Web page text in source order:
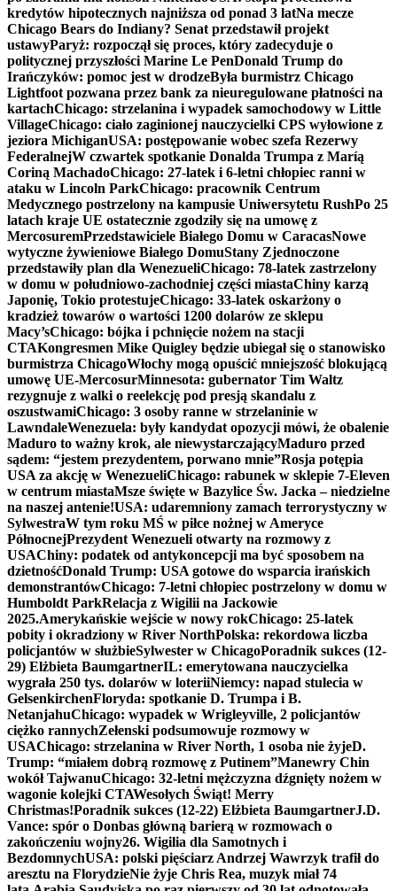
kredytów hipotecznych najniższa od ponad 3 latNa mecze
Chicago Bears do Indiany? Senat przedstawił projekt
ustawyParyż: rozpoczął się proces, który zadecyduje o
politycznej przyszłości Marine Le PenDonald Trump do
Irańczyków: pomoc jest w drodzeByła burmistrz Chicago
Lightfoot pozwana przez bank za nieuregulowane płatności na
kartachChicago: strzelanina i wypadek samochodowy w Little
VillageChicago: ciało zaginionej nauczycielki CPS wyłowione z
jeziora MichiganUSA: postępowanie wobec szefa Rezerwy
FederalnejW czwartek spotkanie Donalda Trumpa z Maríą
Coriną MachadoChicago: 27-latek i 6-letni chłopiec ranni w
ataku w Lincoln ParkChicago: pracownik Centrum
Medycznego postrzelony na kampusie Uniwersytetu RushPo 25
latach kraje UE ostatecznie zgodziły się na umowę z
MercosuremPrzedstawiciele Białego Domu w CaracasNowe
wytyczne żywieniowe Białego DomuStany Zjednoczone
przedstawiły plan dla WenezueliChicago: 78-latek zastrzelony
w domu w południowo-zachodniej części miastaChiny karzą
Japonię, Tokio protestujeChicago: 33-latek oskarżony o
kradzież towarów o wartości 1200 dolarów ze sklepu
Macy’sChicago: bójka i pchnięcie nożem na stacji
CTAKongresmen Mike Quigley będzie ubiegał się o stanowisko
burmistrza ChicagoWłochy mogą opuścić mniejszość blokującą
umowę UE-MercosurMinnesota: gubernator Tim Waltz
rezygnuje z walki o reelekcję pod presją skandalu z
oszustwamiChicago: 3 osoby ranne w strzelaninie w
LawndaleWenezuela: były kandydat opozycji mówi, że obalenie
Maduro to ważny krok, ale niewystarczającyMaduro przed
sądem: “jestem prezydentem, porwano mnie”Rosja potępia
USA za akcję w WenezueliChicago: rabunek w sklepie 7-Eleven
w centrum miastaMsze święte w Bazylice Św. Jacka – niedzielne
na naszej antenie!USA: udaremniony zamach terrorystyczny w
SylwestraW tym roku MŚ w piłce nożnej w Ameryce
PółnocnejPrezydent Wenezueli otwarty na rozmowy z
USAChiny: podatek od antykoncepcji ma być sposobem na
dzietnośćDonald Trump: USA gotowe do wsparcia irańskich
demonstrantówChicago: 7-letni chłopiec postrzelony w domu w
Humboldt ParkRelacja z Wigilii na Jackowie
2025.Amerykańskie wejście w nowy rokChicago: 25-latek
pobity i okradziony w River NorthPolska: rekordowa liczba
policjantów w służbieSylwester w ChicagoPoradnik sukces (12-
29) Elżbieta BaumgartnerIL: emerytowana nauczycielka
wygrała 250 tys. dolarów w loteriiNiemcy: napad stulecia w
GelsenkirchenFloryda: spotkanie D. Trumpa i B.
NetanjahuChicago: wypadek w Wrigleyville, 2 policjantów
ciężko rannychZełenski podsumowuje rozmowy w
USAChicago: strzelanina w River North, 1 osoba nie żyjeD.
Trump: “miałem dobrą rozmowę z Putinem”Manewry Chin
wokół TajwanuChicago: 32-letni mężczyzna dźgnięty nożem w
wagonie kolejki CTAWesołych Świąt! Merry
Christmas!Poradnik sukces (12-22) Elżbieta BaumgartnerJ.D.
Vance: spór o Donbas główną barierą w rozmowach o
zakończeniu wojny26. Wigilia dla Samotnych i
BezdomnychUSA: polski pięściarz Andrzej Wawrzyk trafił do
aresztu na FlorydzieNie żyje Chris Rea, muzyk miał 74